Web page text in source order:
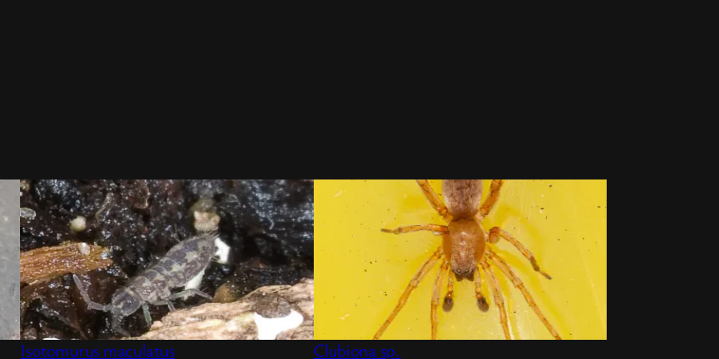
Isotomurus maculatus Clubiona sp.